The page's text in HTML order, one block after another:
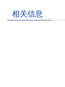
相关信息